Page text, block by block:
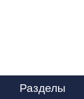
Разделы